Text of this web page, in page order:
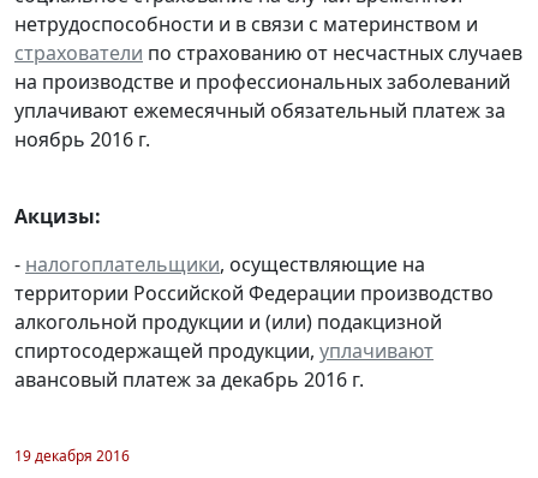
нетрудоспособности и в связи с материнством и
страхователи по страхованию от несчастных случаев
на производстве и профессиональных заболеваний
уплачивают ежемесячный обязательный платеж за
ноябрь 2016 г.
Акцизы:
- налогоплательщики, осуществляющие на
территории Российской Федерации производство
алкогольной продукции и (или) подакцизной
спиртосодержащей продукции, уплачивают
авансовый платеж за декабрь 2016 г.
19 декабря 2016